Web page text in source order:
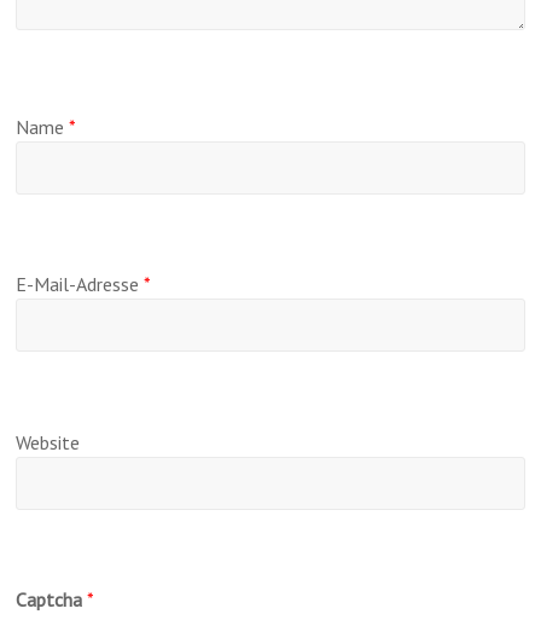
Name*
E-Mail-Adresse*
Website
Captcha*